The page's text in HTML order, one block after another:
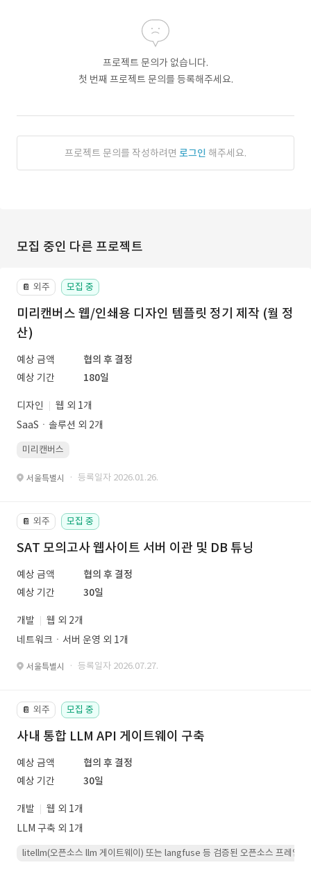
프로젝트 문의가 없습니다.
첫 번째 프로젝트 문의를 등록해주세요.
프로젝트 문의를 작성하려면 로그인 해주세요.
모집 중인 다른 프로젝트
📔 외주 모집 중
미리캔버스 웹/인쇄용 디자인 템플릿 정기 제작 (월 정
산)
예상 금액
협의 후 결정
예상 기간
180일
디자인
웹 외 1개
SaaSㆍ솔루션 외 2개
미리캔버스
서울특별시 · 등록일자 2026.01.26.
📔 외주 모집 중
SAT 모의고사 웹사이트 서버 이관 및 DB 튜닝
예상 금액
협의 후 결정
예상 기간
30일
개발
웹 외 2개
네트워크ㆍ서버 운영 외 1개
서울특별시 · 등록일자 2026.07.27.
📔 외주 모집 중
사내 통합 LLM API 게이트웨이 구축
예상 금액
협의 후 결정
예상 기간
30일
개발
웹 외 1개
LLM 구축 외 1개
litellm(오픈소스 llm 게이트웨이) 또는 langfuse 등 검증된 오픈소스 프레임워